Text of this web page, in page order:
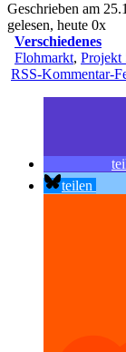
Geschrieben am
gelesen, heute 0x
Verschiedenes
Flohmarkt, Projekt
RSS-Kommentar-
teilen